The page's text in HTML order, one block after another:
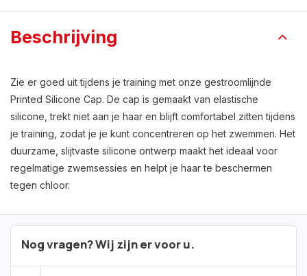
Beschrijving
Zie er goed uit tijdens je training met onze gestroomlijnde
Printed Silicone Cap. De cap is gemaakt van elastische
silicone, trekt niet aan je haar en blijft comfortabel zitten tijdens
je training, zodat je je kunt concentreren op het zwemmen. Het
duurzame, slijtvaste silicone ontwerp maakt het ideaal voor
regelmatige zwemsessies en helpt je haar te beschermen
tegen chloor.
Nog vragen? Wij zijn er voor u.